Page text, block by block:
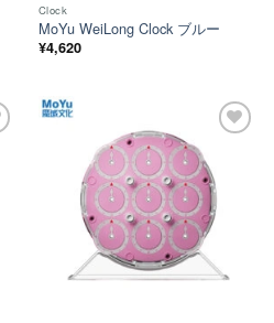
Clock
MoYu WeiLong Clock ブルー
¥4,620